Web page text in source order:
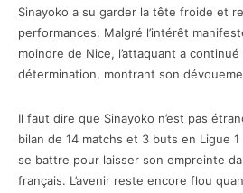
Sinayoko a su garder la tête froide et
performances. Malgré l’intérêt
moindre de Nice, l’attaquant a continué
détermination, montrant son
Il faut dire que Sinayoko n’est pas
bilan de 14 matchs et 3 buts en Ligue
se battre pour laisser son empreinte
français. L’avenir reste encore flou